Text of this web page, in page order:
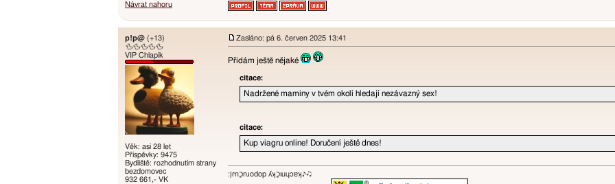
Návrat nahoru
p!p@ (+13)
🦆🦆🦆🦆🦆
VIP Chlapík
Věk: asi 28 let
Příspěvky: 9475
Bydliště: rozhodnutím strany
bezdomovec
932 661,- VK
Zasláno: pá 6. červen 2025 13:41
Přidám ještě nějaké
citace:
Nadržené maminy v tvém okolí hledají nezávazný sex!
citace:
Kup viagru online! Doručení ještě dnes!
:ו֥ɾnכַnɹodop ʎʞכַıuɥɔɐʞ♪♫